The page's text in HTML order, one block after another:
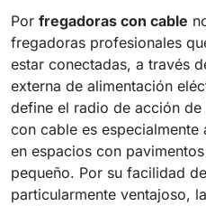
710 mm
E81
810 mm
Fregadora con operador a
Ver todas
Magnum
1570 mm
Bull 200
2100 mm
Por fregadoras con cable
fregadoras profesionales
estar conectadas, a través
externa de alimentación
define el radio de acción
con cable es
en espacios con
pequeño. Por su facilidad
particularmente ventajoso,